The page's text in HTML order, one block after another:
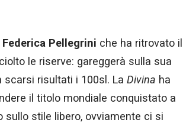
Federica Pellegrini che ha ritrovato il
le riserve: gareggerà sulla sua
scarsi risultati i 100sl. La Divina ha
il titolo mondiale conquistato a
sullo stile libero, ovviamente ci si